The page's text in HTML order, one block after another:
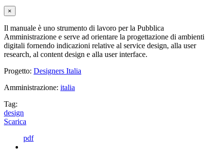
×
Il manuale è uno strumento di lavoro per la Pubblica
Amministrazione e serve ad orientare la progettazione di ambienti
digitali fornendo indicazioni relative al service design, alla user
research, al content design e alla user interface.
Progetto: Designers Italia
Amministrazione: italia
Tag:
design
Scarica
pdf